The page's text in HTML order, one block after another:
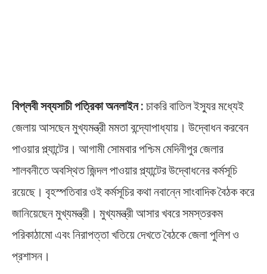
বিপ্লবী সব্যসাচী পত্রিকা অনলাইন : চাকরি বাতিল ইস্যুর মধ্যেই
জেলায় আসছেন মুখ্যমন্ত্রী মমতা বন্দ্যোপাধ্যায়। উদ্বোধন করবেন
পাওয়ার প্ল্যান্টের। আগামী সোমবার পশ্চিম মেদিনীপুর জেলার
শালবনীতে অবস্থিত জিন্দল পাওয়ার প্ল্যান্টের উদ্বোধনের কর্মসূচি
রয়েছে। বৃহস্পতিবার ওই কর্মসূচির কথা নবান্নে সাংবাদিক বৈঠক করে
জানিয়েছেন মুখ্যমন্ত্রী। মুখ্যমন্ত্রী আসার খবরে সমস্তরকম
পরিকাঠামো এবং নিরাপত্তা খতিয়ে দেখতে বৈঠকে জেলা পুলিশ ও
প্রশাসন।